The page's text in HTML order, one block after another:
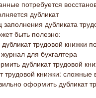
потребуется
дубликат
дубликата
быть полезно:
трудовой книжки
для бухгалтера
дубликат трудовой
трудовой книжки:
оформить дубликат